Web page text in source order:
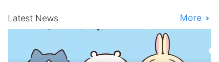
Latest News More